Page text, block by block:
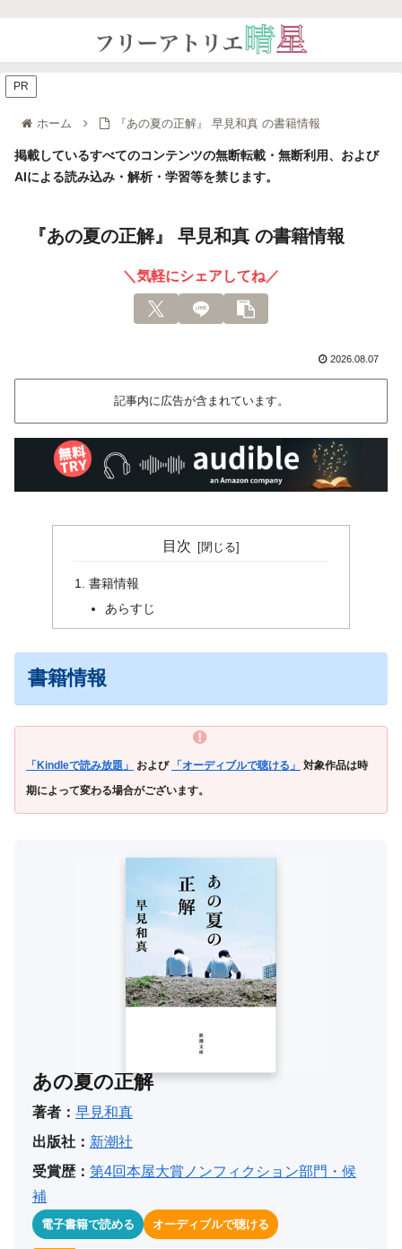
ホーム 『あの夏の正解』 早見和真 の書籍情報
掲載しているすべてのコンテンツの無断転載・無断利用、および
AIによる読み込み・解析・学習等を禁じます。
『あの夏の正解』 早見和真 の書籍情報
＼気軽にシェアしてね／
2026.08.07
記事内に広告が含まれています。
PR
目次
書籍情報
あらすじ
書籍情報
「Kindleで読み放題」 および 「オーディブルで聴ける」
対象作品は時
期によって変わる場合がございます。
あの夏の正解
著者： 早見和真
出版社： 新潮社
受賞歴： 第4回本屋大賞ノンフィクション部門・候
補
電子書籍で読める オーディブルで聴ける